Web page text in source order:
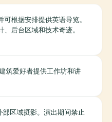
根据安排提供英语导览。
后台区域和技术奇迹。
筑爱好者提供工作坊和讲
部区域摄影。演出期间禁止